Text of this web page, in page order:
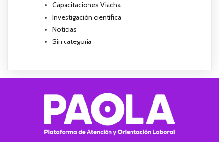
Capacitaciones Viacha
Investigación científica
Noticias
Sin categoría